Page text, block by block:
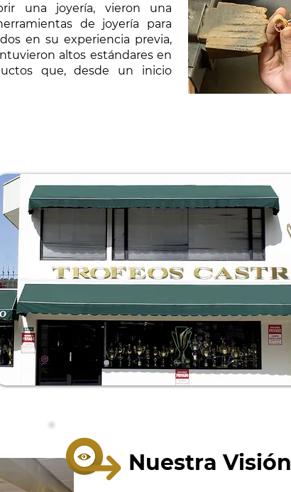
una joyería, vieron una
de joyería para
en su experiencia previa,
altos estándares en
que, desde un inicio
Nuestra Visión